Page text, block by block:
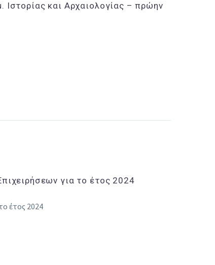
και Αρχαιολογίας – πρώην
για το έτος 2024
έτος 2024